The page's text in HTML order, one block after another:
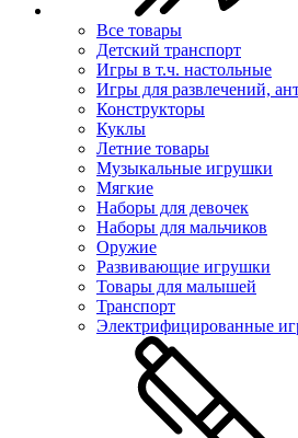
Все товары
Детский транспорт
Игры в т.ч. настольные
Игры для развлечений,
Конструкторы
Куклы
Летние товары
Музыкальные игрушки
Мягкие
Наборы для девочек
Наборы для мальчиков
Оружие
Развивающие игрушки
Товары для малышей
Транспорт
Электрифицированные